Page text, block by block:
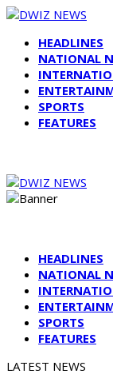
HEADLINES
NATIONAL
SPORTS
FEATURES
HEADLINES
NATIONAL
SPORTS
FEATURES
LATEST NEWS